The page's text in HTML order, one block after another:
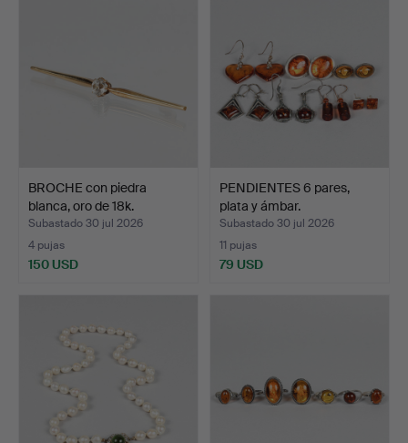
BROCHE con piedra
blanca, oro de 18k.
Subastado 30 jul 2026
4 pujas
150 USD
PENDIENTES 6 pares,
plata y ámbar.
Subastado 30 jul 2026
11 pujas
79 USD